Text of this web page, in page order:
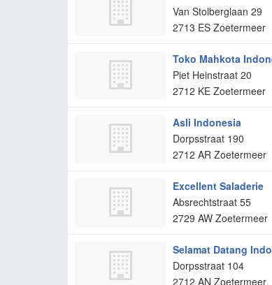
Van Stolberglaan 29
2713 ES Zoetermeer
Toko Mahkota
Piet Heinstraat 20
2712 KE Zoetermeer
Asli Indonesia
Dorpsstraat 190
2712 AR Zoetermeer
Excellent Saladerie
Absrechtstraat 55
2729 AW Zoetermeer
Selamat Datang
Dorpsstraat 104
2712 AN Zoetermeer